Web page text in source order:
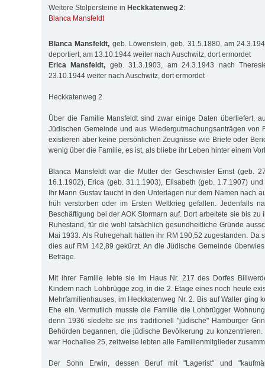
Weitere Stolpersteine in Heckkatenweg 2:
Blanca Mansfeldt
Blanca Mansfeldt, geb. Löwenstein, geb. 31.5.1880, am
deportiert, am 13.10.1944 weiter nach Auschwitz, dort ermordet
Erica Mansfeldt, geb. 31.3.1903, am 24.3.1943 nach
23.10.1944 weiter nach Auschwitz, dort ermordet
Heckkatenweg 2
Über die Familie Mansfeldt sind zwar einige Daten überliefert,
Jüdischen Gemeinde und aus Wiedergutmachungsanträgen von
existieren aber keine persönlichen Zeugnisse wie Briefe oder
wenig über die Familie, es ist, als bliebe ihr Leben hinter einem
Blanca Mansfeldt war die Mutter der Geschwister Ernst (geb.
16.1.1902), Erica (geb. 31.1.1903), Elisabeth (geb. 1.7.1907)
Ihr Mann Gustav taucht in den Unterlagen nur dem Namen nach
früh verstorben oder im Ersten Weltkrieg gefallen. Jedenfalls
Beschäftigung bei der AOK Stormarn auf. Dort arbeitete sie bis zu
Ruhestand, für die wohl tatsächlich gesundheitliche Gründe
Mai 1933. Als Ruhegehalt hätten ihr RM 190,52 zugestanden. Da
dies auf RM 142,89 gekürzt. An die Jüdische Gemeinde
Beträge.
Mit ihrer Familie lebte sie im Haus Nr. 217 des Dorfes
Kindern nach Lohbrügge zog, in die 2. Etage eines noch heute
Mehrfamilienhauses, im Heckkatenweg Nr. 2. Bis auf Walter ging
Ehe ein. Vermutlich musste die Familie die Lohbrügger
denn 1936 siedelte sie ins traditionell "jüdische" Hamburger
Behörden be­gannen, die jüdische Bevölkerung zu
war Hochallee 25, zeitweise lebten alle Familienmitglieder
Der Sohn Erwin, dessen Beruf mit "Lagerist" und